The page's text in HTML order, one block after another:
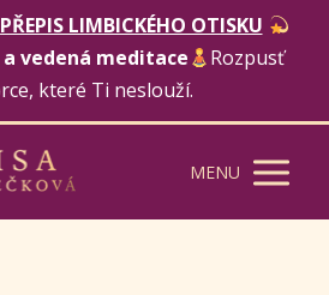
PŘEPIS LIMBICKÉHO OTISKU
vedená meditace
Rozpusť
které Ti neslouží.
MENU